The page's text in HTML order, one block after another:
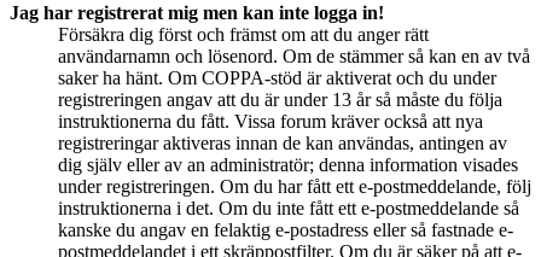
Jag har registrerat mig men kan inte logga in!
Försäkra dig först och främst om att du anger rätt
användarnamn och lösenord. Om de stämmer så kan en av två
saker ha hänt. Om COPPA-stöd är aktiverat och du under
registreringen angav att du är under 13 år så måste du följa
instruktionerna du fått. Vissa forum kräver också att nya
registreringar aktiveras innan de kan användas, antingen av
dig själv eller av an administratör; denna information visades
under registreringen. Om du har fått ett e-postmeddelande, följ
instruktionerna i det. Om du inte fått ett e-postmeddelande så
kanske du angav en felaktig e-postadress eller så fastnade e-
postmeddelandet i ett skräppostfilter. Om du är säker på att e-